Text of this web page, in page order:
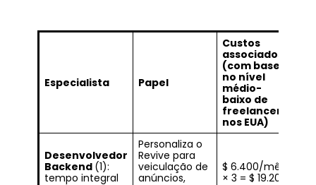
Especialista Papel
Custos
associados
(com base
no nível
médio-
baixo de
freelancers
nos EUA)
Desenvolvedor
Backend (1):
tempo integral
Personaliza o
Revive para
veiculação de
anúncios,
$ 6.400/mês
× 3 = $ 19.200